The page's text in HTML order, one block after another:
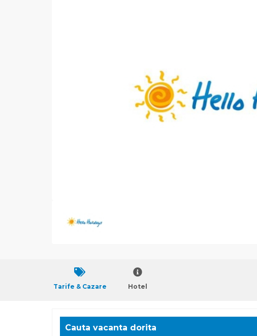
Tarife & Cazare Hotel
Cauta vacanta dorita